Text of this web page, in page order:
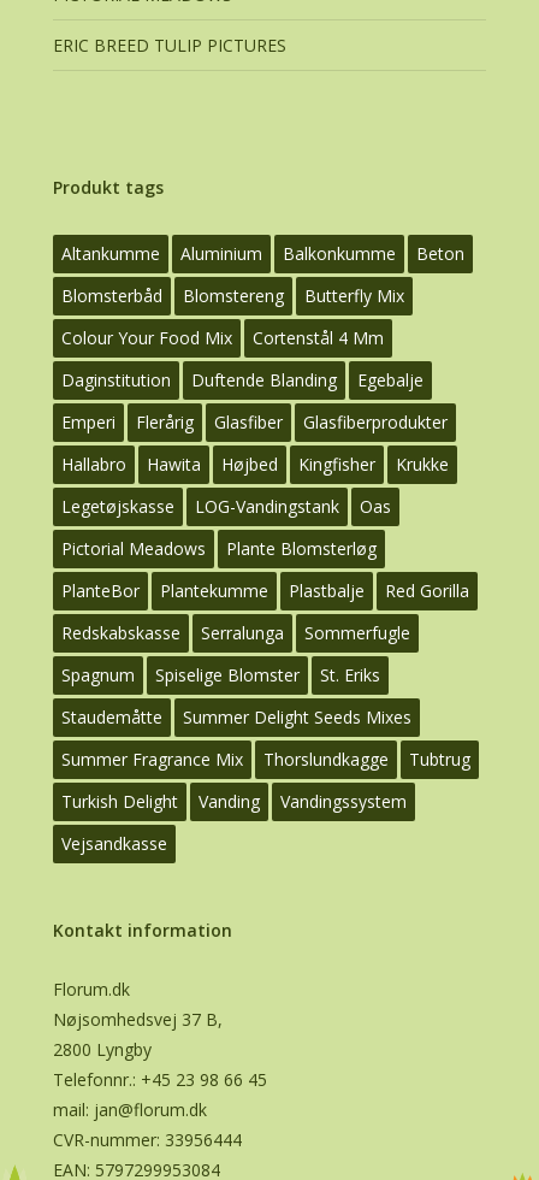
ERIC BREED TULIP PICTURES
Produkt tags
Altankumme Aluminium Balkonkumme
Beton
Blomsterbåd
Blomstereng
Butterfly Mix
Colour Your Food Mix
Cortenstål 4 Mm
Daginstitution
Duftende Blanding
Egebalje
Emperi
Flerårig Glasfiber
Glasfiberprodukter
Hallabro
Hawita Højbed Kingfisher
Krukke
Legetøjskasse
LOG-Vandingstank
Oas
Pictorial Meadows
Plante Blomsterløg
PlanteBor
Plantekumme Plastbalje
Red Gorilla
Redskabskasse
Serralunga
Sommerfugle
Spagnum
Spiselige Blomster
St. Eriks
Staudemåtte
Summer Delight Seeds Mixes
Summer Fragrance Mix
Thorslundkagge
Tubtrug
Turkish Delight
Vanding
Vandingssystem
Vejsandkasse
Kontakt information
Florum.dk
Nøjsomhedsvej 37 B,
2800 Lyngby
Telefonnr.: +45 23 98 66 45
mail: jan@florum.dk
CVR-nummer: 33956444
EAN: 5797299953084